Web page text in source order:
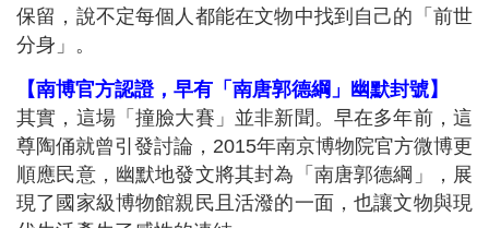
保留，說不定每個人都能在文物中找到自己的「前世
分身」。
【南博官方認證，早有「南唐郭德綱」幽默封號】
其實，這場「撞臉大賽」並非新聞。早在多年前，這
尊陶俑就曾引發討論，2015年南京博物院官方微博更
順應民意，幽默地發文將其封為「南唐郭德綱」，展
現了國家級博物館親民且活潑的一面，也讓文物與現